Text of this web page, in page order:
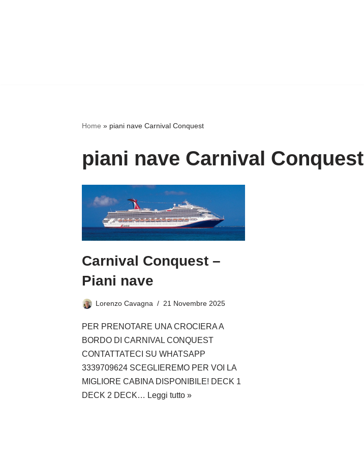
Home » piani nave Carnival Conquest
piani nave Carnival Conquest
Carnival Conquest –
Piani nave
Lorenzo Cavagna 21 Novembre 2025
PER PRENOTARE UNA CROCIERA A
BORDO DI CARNIVAL CONQUEST
CONTATTATECI SU WHATSAPP
3339709624 SCEGLIEREMO PER VOI LA
MIGLIORE CABINA DISPONIBILE! DECK 1
DECK 2 DECK… Leggi tutto »